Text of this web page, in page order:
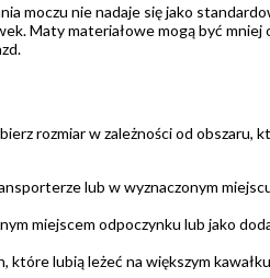
moczu nie nadaje się jako
Maty materiałowe mogą być mniej
rozmiar w zależności od obszaru,
lub w wyznaczonym
miejscem odpoczynku lub jako
lubią leżeć na większym